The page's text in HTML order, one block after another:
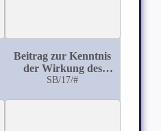
Beitrag zur Kenntnis
der Wirkung des
Arecolin
SB/17/#